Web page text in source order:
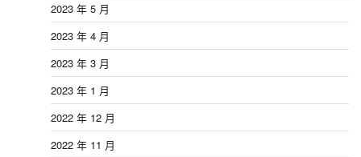
2023 年 5 月
2023 年 4 月
2023 年 3 月
2023 年 1 月
2022 年 12 月
2022 年 11 月